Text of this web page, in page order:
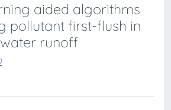
aided algorithms
pollutant first-flush in
runoff